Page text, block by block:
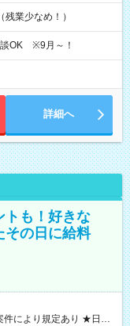
業少なめ！）
OK ※9月～！
詳細へ
トも！好きな
の日に給料